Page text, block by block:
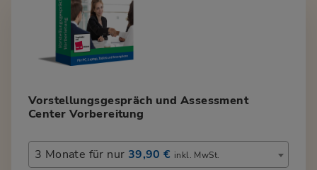
Vorstellungsgespräch und Assessment
Center Vorbereitung
3 Monate für nur 39,90 € inkl. MwSt.